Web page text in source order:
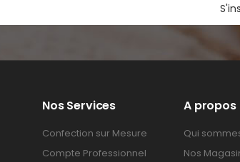
Nos Services
Confection sur Mesure
Compte Professionnel
A propos
Qui
Nos